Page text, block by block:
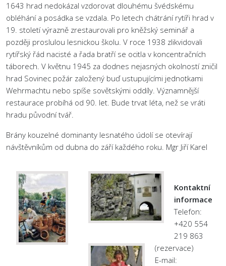
1643 hrad nedokázal vzdorovat dlouhému švédskému
obléhání a posádka se vzdala. Po letech chátrání rytíři hrad v
19. století výrazně zrestaurovali pro kněžský seminář a
později proslulou lesnickou školu. V roce 1938 zlikvidovali
rytířský řád nacisté a řada bratří se ocitla v koncentračních
táborech. V květnu 1945 za dodnes nejasných okolností zničil
hrad Sovinec požár založený buď ustupujícími jednotkami
Wehrmachtu nebo spíše sovětskými oddíly. Významnější
restaurace probíhá od 90. let. Bude trvat léta, než se vráti
hradu původní tvář.
Brány kouzelné dominanty lesnatého údolí se otevírají
návštěvníkům od dubna do září každého roku. Mgr Jiří Karel
Kontaktní
informace
Telefon:
+420 554
219 863
(rezervace)
E-mail: